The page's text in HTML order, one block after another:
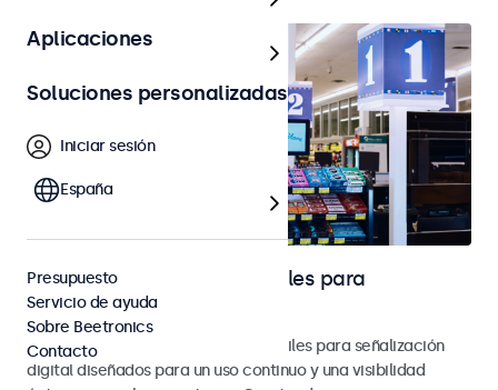
Monitores y pantallas táctiles para
señalización digital
Nuestros monitores y pantallas táctiles para señalización
digital diseñados para un uso continuo y una visibilidad
Aplicaciones
Soluciones personalizadas
Iniciar sesión
España
Presupuesto
Servicio de ayuda
Sobre Beetronics
Contacto